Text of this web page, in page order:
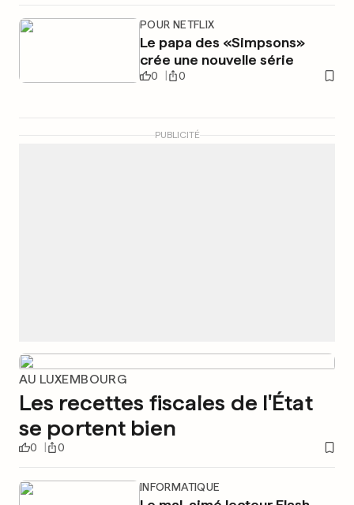
POUR NETFLIX
Le papa des «Simpsons»
crée une nouvelle série
0 0
PUBLICITÉ
AU LUXEMBOURG
Les recettes fiscales de l'État
se portent bien
0 0
INFORMATIQUE